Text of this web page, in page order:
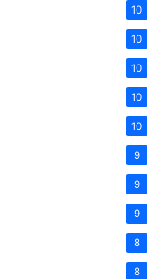
10
10
10
10
10
9
9
9
8
8